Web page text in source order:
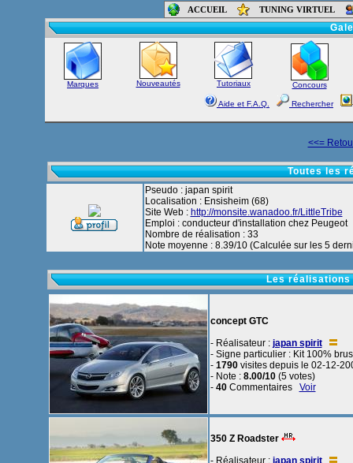
ACCUEIL TUNING VIRTUEL
Accueil-
Marques Nouveautés Tutoriaux Concours
Aide et F.A.Q. Rechercher
<<=
Toutes les
Pseudo : japan spirit
Localisation : Ensisheim (68)
Site Web : http://monsite.wanadoo.fr/LittleTribe
Emploi : conducteur d'installation chez Peugeot
Nombre de réalisation : 33
Note moyenne : 8.39/10 (Calculée sur les 5
Les réalisations
concept GTC
- Réalisateur : japan spirit
- Signe particulier : Kit 100%
- 1790visites depuis le 02-12-
- Note : 8.00/10(5 votes)
- 40Commentaires Voir
350 Z Roadster
- Réalisateur : japan spirit